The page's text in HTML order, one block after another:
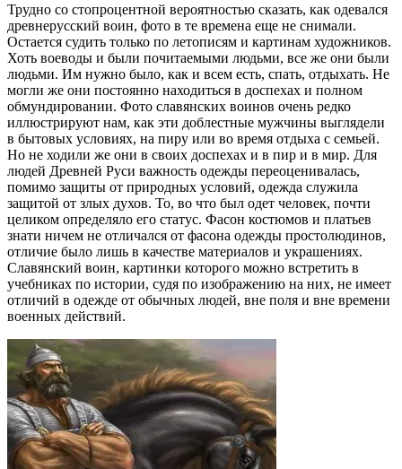
Трудно со стопроцентной вероятностью сказать, как одевался
древнерусский воин, фото в те времена еще не снимали.
Остается судить только по летописям и картинам художников.
Хоть воеводы и были почитаемыми людьми, все же они были
людьми. Им нужно было, как и всем есть, спать, отдыхать. Не
могли же они постоянно находиться в доспехах и полном
обмундировании. Фото славянских воинов очень редко
иллюстрируют нам, как эти доблестные мужчины выглядели
в бытовых условиях, на пиру или во время отдыха с семьей.
Но не ходили же они в своих доспехах и в пир и в мир. Для
людей Древней Руси важность одежды переоценивалась,
помимо защиты от природных условий, одежда служила
защитой от злых духов. То, во что был одет человек, почти
целиком определяло его статус. Фасон костюмов и платьев
знати ничем не отличался от фасона одежды простолюдинов,
отличие было лишь в качестве материалов и украшениях.
Славянский воин, картинки которого можно встретить в
учебниках по истории, судя по изображению на них, не имеет
отличий в одежде от обычных людей, вне поля и вне времени
военных действий.